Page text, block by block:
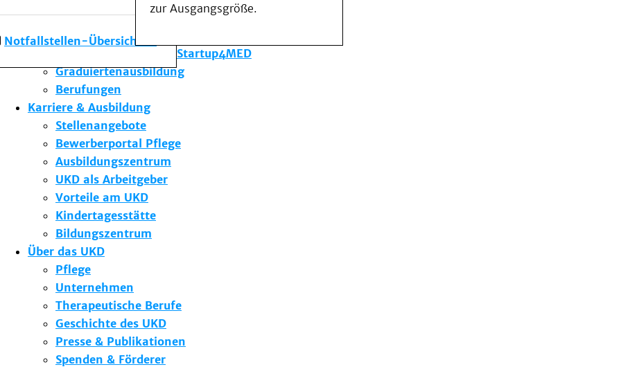
Notfallstellen-Übersicht
zur Ausgangsgröße.
Forschung am UKD
Studium & Lehre
Gründungsförderung Startup4MED
Graduiertenausbildung
Berufungen
Karriere & Ausbildung
Stellenangebote
Bewerberportal Pflege
Ausbildungszentrum
UKD als Arbeitgeber
Vorteile am UKD
Kindertagesstätte
Bildungszentrum
Über das UKD
Pflege
Unternehmen
Therapeutische Berufe
Geschichte des UKD
Presse & Publikationen
Spenden & Förderer